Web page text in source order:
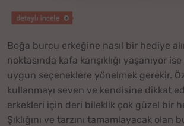
Boğa burcu erkeğine nasıl bir hediye
noktasında kafa karışıklığı yaşanıyor
uygun seçeneklere yönelmek gerekir.
kullanmayı seven ve kendisine dikkat
erkekleri için deri bileklik çok güzel bir
Şıklığını ve tarzını tamamlayacak olan